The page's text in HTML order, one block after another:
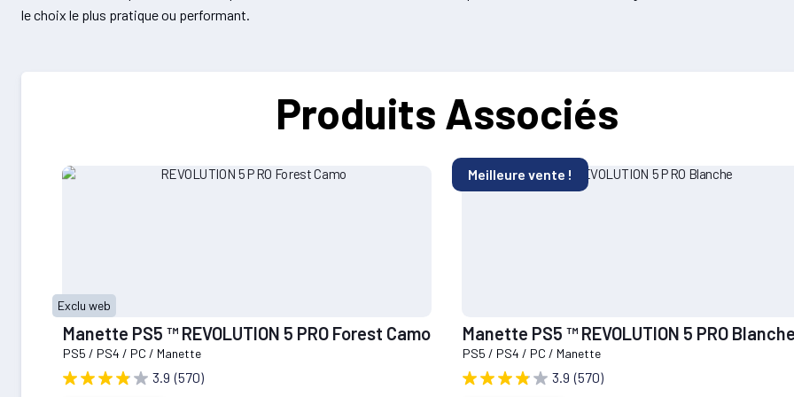
le choix le plus pratique ou performant.
Produits Associés
Exclu web
Manette PS5 ™ REVOLUTION 5 PRO Forest Camo
PS5 / PS4 / PC / Manette
3.9 (570)
Meilleure vente !
Manette PS5 ™ REVOLUTION 5 PRO
PS5 / PS4 / PC / Manette
3.9 (570)